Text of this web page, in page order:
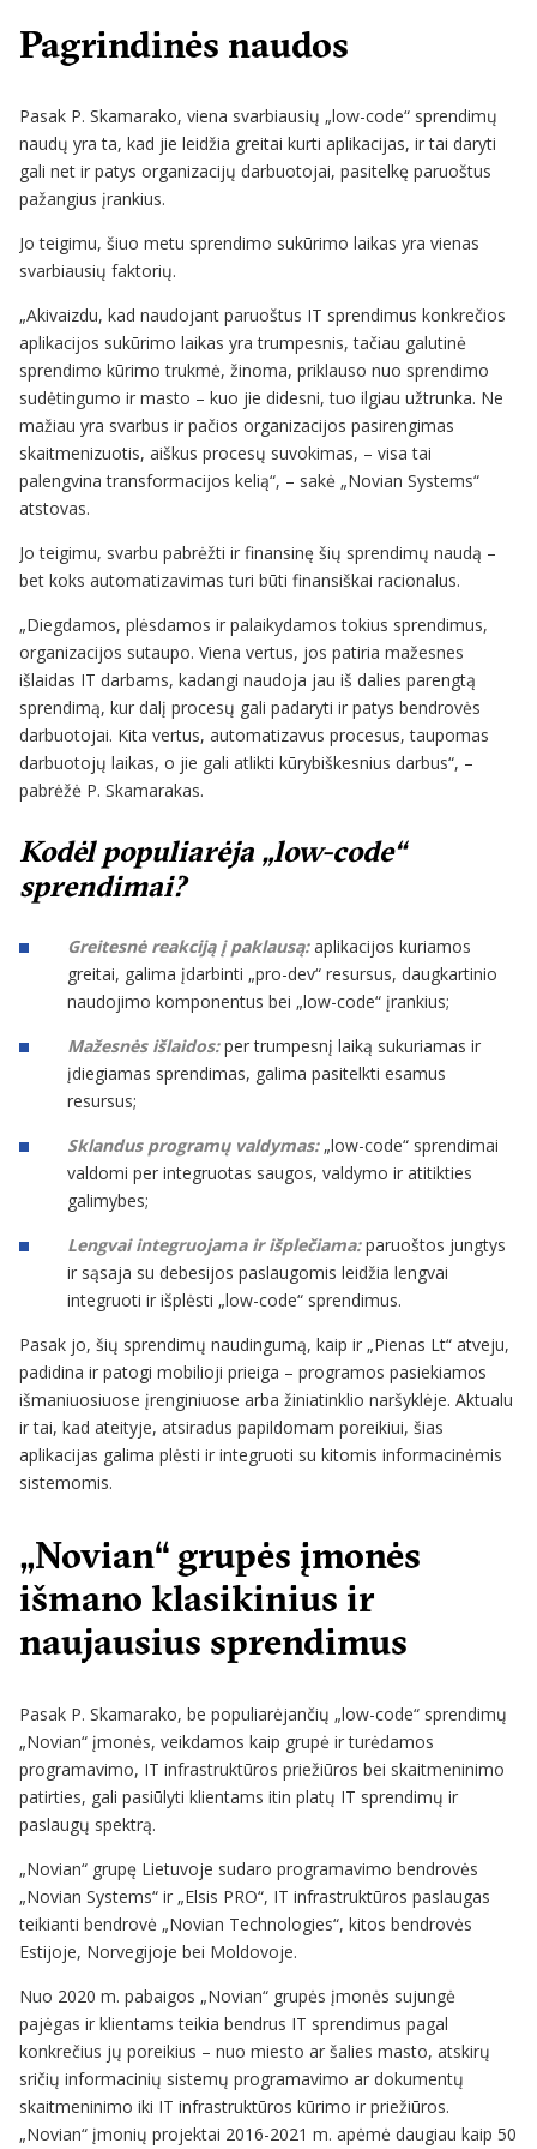
Pagrindinės naudos
Pasak P. Skamarako, viena svarbiausių „low-code“ sprendimų
naudų yra ta, kad jie leidžia greitai kurti aplikacijas, ir tai daryti
gali net ir patys organizacijų darbuotojai, pasitelkę paruoštus
pažangius įrankius.
Jo teigimu, šiuo metu sprendimo sukūrimo laikas yra vienas
svarbiausių faktorių.
„Akivaizdu, kad naudojant paruoštus IT sprendimus konkrečios
aplikacijos sukūrimo laikas yra trumpesnis, tačiau galutinė
sprendimo kūrimo trukmė, žinoma, priklauso nuo sprendimo
sudėtingumo ir masto – kuo jie didesni, tuo ilgiau užtrunka. Ne
mažiau yra svarbus ir pačios organizacijos pasirengimas
skaitmenizuotis, aiškus procesų suvokimas, – visa tai
palengvina transformacijos kelią“, – sakė „Novian Systems“
atstovas.
Jo teigimu, svarbu pabrėžti ir finansinę šių sprendimų naudą –
bet koks automatizavimas turi būti finansiškai racionalus.
„Diegdamos, plėsdamos ir palaikydamos tokius sprendimus,
organizacijos sutaupo. Viena vertus, jos patiria mažesnes
išlaidas IT darbams, kadangi naudoja jau iš dalies parengtą
sprendimą, kur dalį procesų gali padaryti ir patys bendrovės
darbuotojai. Kita vertus, automatizavus procesus, taupomas
darbuotojų laikas, o jie gali atlikti kūrybiškesnius darbus“, –
pabrėžė P. Skamarakas.
Kodėl populiarėja „low-code“
sprendimai?
Greitesnė reakciją į paklausą:aplikacijos kuriamos
greitai, galima įdarbinti „pro-dev“ resursus, daugkartinio
naudojimo komponentus bei „low-code“ įrankius;
Mažesnės išlaidos: per trumpesnį laiką sukuriamas ir
įdiegiamas sprendimas, galima pasitelkti esamus
resursus;
Sklandus programų valdymas:„low-code“ sprendimai
valdomi per integruotas saugos, valdymo ir atitikties
galimybes;
Lengvai integruojama ir išplečiama:paruoštos jungtys
ir sąsaja su debesijos paslaugomis leidžia lengvai
integruoti ir išplėsti „low-code“ sprendimus.
Pasak jo, šių sprendimų naudingumą, kaip ir „Pienas Lt“ atveju,
padidina ir patogi mobilioji prieiga – programos pasiekiamos
išmaniuosiuose įrenginiuose arba žiniatinklio naršyklėje. Aktualu
ir tai, kad ateityje, atsiradus papildomam poreikiui, šias
aplikacijas galima plėsti ir integruoti su kitomis informacinėmis
sistemomis.
„Novian“ grupės įmonės
išmano klasikinius ir
naujausius sprendimus
Pasak P. Skamarako, be populiarėjančių „low-code“ sprendimų
„Novian“ įmonės, veikdamos kaip grupė ir turėdamos
programavimo, IT infrastruktūros priežiūros bei skaitmeninimo
patirties, gali pasiūlyti klientams itin platų IT sprendimų ir
paslaugų spektrą.
„Novian“ grupę Lietuvoje sudaro programavimo bendrovės
„Novian Systems“ ir „Elsis PRO“, IT infrastruktūros paslaugas
teikianti bendrovė „Novian Technologies“, kitos bendrovės
Estijoje, Norvegijoje bei Moldovoje.
Nuo 2020 m. pabaigos „Novian“ grupės įmonės sujungė
pajėgas ir klientams teikia bendrus IT sprendimus pagal
konkrečius jų poreikius – nuo miesto ar šalies masto, atskirų
sričių informacinių sistemų programavimo ar dokumentų
skaitmeninimo iki IT infrastruktūros kūrimo ir priežiūros.
„Novian“ įmonių projektai 2016-2021 m. apėmė daugiau kaip 50